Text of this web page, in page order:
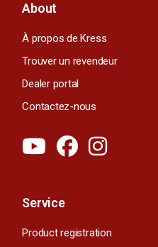
About
À propos de Kress
Trouver un revendeur
Dealer portal
Contactez-nous
Service
Product registration